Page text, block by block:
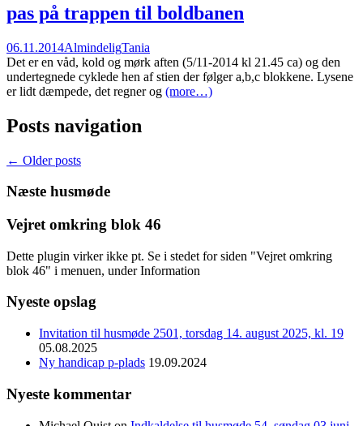
pas på trappen til boldbanen
06.11.2014AlmindeligTania
Det er en våd, kold og mørk aften (5/11-2014 kl 21.45 ca) og den
undertegnede cyklede hen af stien der følger a,b,c blokkene. Lysene
er lidt dæmpede, det regner og (more…)
Posts navigation
← Older posts
Næste husmøde
Vejret omkring blok 46
Dette plugin virker ikke pt. Se i stedet for siden "Vejret omkring
blok 46" i menuen, under Information
Nyeste opslag
Invitation til husmøde 2501, torsdag 14. august 2025, kl. 19
05.08.2025
Ny handicap p-plads 19.09.2024
Nyeste kommentar